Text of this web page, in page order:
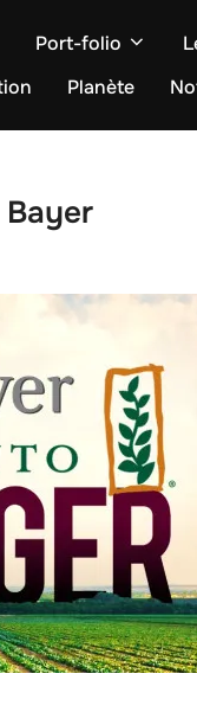
Port-folio
Planète
Bayer